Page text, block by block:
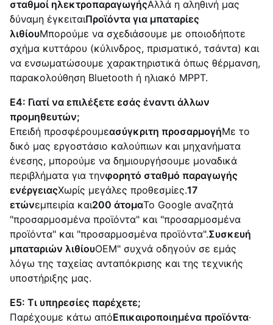
σταθμοί ηλεκτροπαραγωγήςΑλλά η αληθινή μας
δύναμη έγκειταιΠροϊόντα για μπαταρίες
λιθίουΜπορούμε να σχεδιάσουμε με οποιοδήποτε
σχήμα κυττάρου (κύλινδρος, πρισματικό, τσάντα) και
να ενσωματώσουμε χαρακτηριστικά όπως θέρμανση,
παρακολούθηση Bluetooth ή ηλιακό MPPT.
Ε4: Γιατί να επιλέξετε εσάς έναντι άλλων
προμηθευτών;
Επειδή προσφέρουμεασύγκριτη προσαρμογήΜε το
δικό μας εργοστάσιο καλούπιων και μηχανήματα
ένεσης, μπορούμε να δημιουργήσουμε μοναδικά
περιβλήματα για τηνφορητό σταθμό παραγωγής
ενέργειαςΧωρίς μεγάλες προθεσμίες.17
ετώνεμπειρία και200 άτομαΤο Google αναζητά
"προσαρμοσμένα προϊόντα" και "προσαρμοσμένα
προϊόντα" και "προσαρμοσμένα προϊόντα".Συσκευή
μπαταριών λιθίουOEM" συχνά οδηγούν σε εμάς
λόγω της ταχείας ανταπόκρισης και της τεχνικής
υποστήριξης μας.
Ε5: Τι υπηρεσίες παρέχετε;
Παρέχουμε κάτω απόΕπικαιροποιημένα προϊόντα·